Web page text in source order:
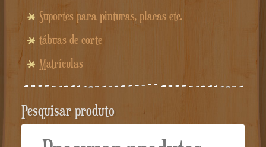
Suportes para pinturas, placas etc.
tábuas de corte
Matrículas
Pesquisar produto